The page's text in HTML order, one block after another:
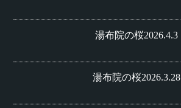
湯布院の桜2026.4.3
湯布院の桜2026.3.28